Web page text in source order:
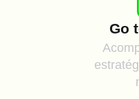
Go